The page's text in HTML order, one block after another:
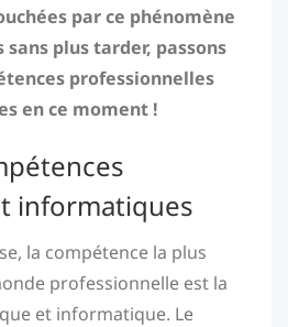
par ce phénomène
plus tarder, passons
professionnelles
en ce moment !
informatiques
la compétence la plus
professionnelle est la
et informatique. Le